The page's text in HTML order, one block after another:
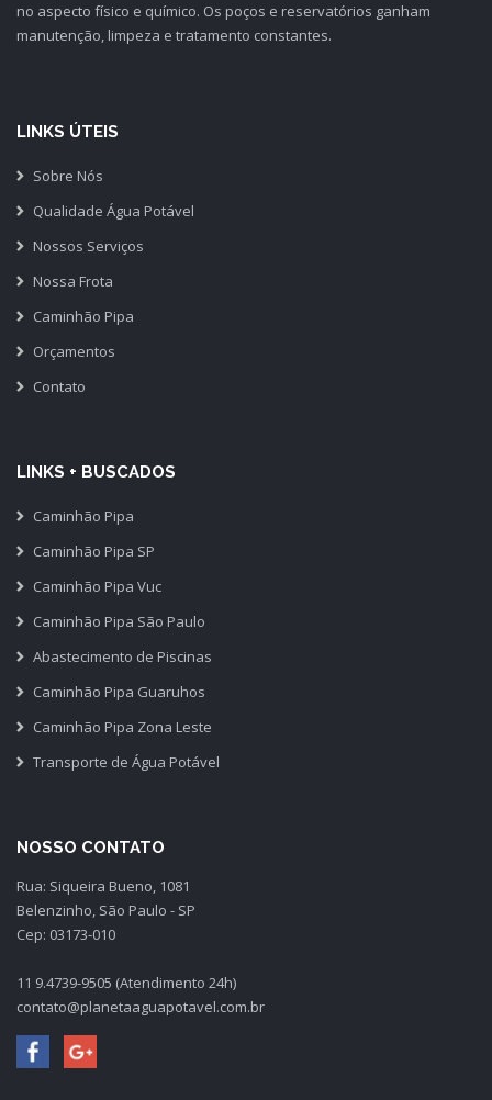
no aspecto físico e químico. Os poços e reservatórios ganham
manutenção, limpeza e tratamento constantes.
LINKS ÚTEIS
Sobre Nós
Qualidade Água Potável
Nossos Serviços
Nossa Frota
Caminhão Pipa
Orçamentos
Contato
LINKS + BUSCADOS
Caminhão Pipa
Caminhão Pipa SP
Caminhão Pipa Vuc
Caminhão Pipa São Paulo
Abastecimento de Piscinas
Caminhão Pipa Guaruhos
Caminhão Pipa Zona Leste
Transporte de Água Potável
NOSSO CONTATO
Rua: Siqueira Bueno, 1081
Belenzinho, São Paulo - SP
Cep: 03173-010
11 9.4739-9505 (Atendimento 24h)
contato@planetaaguapotavel.com.br